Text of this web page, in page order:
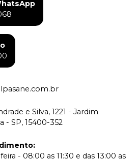
e Silva, 1221 - Jardim
- SP, 15400-352
:
- 08:00 as 11:30 e das 13:00 as